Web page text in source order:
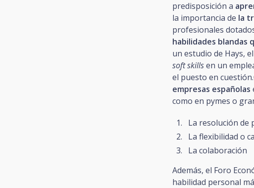
predisposición a
la importancia de la
profesionales
habilidades blandas
un estudio de Hays,
soft skillsen un
el puesto en
empresas españolas
como en pymes o
La resolución de
La flexibilidad o
La colaboración
Además, el Foro
habilidad personal